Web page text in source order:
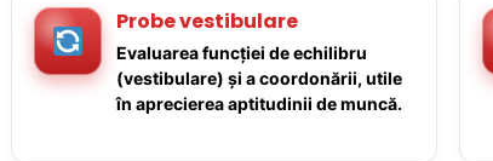
Probe vestibulare
Evaluarea funcției de echilibru
(vestibulare) și a coordonării, utile
în aprecierea aptitudinii de muncă.